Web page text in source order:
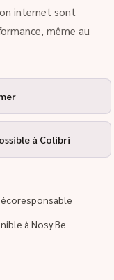
internet sont
même au
à Colibri
à Nosy Be